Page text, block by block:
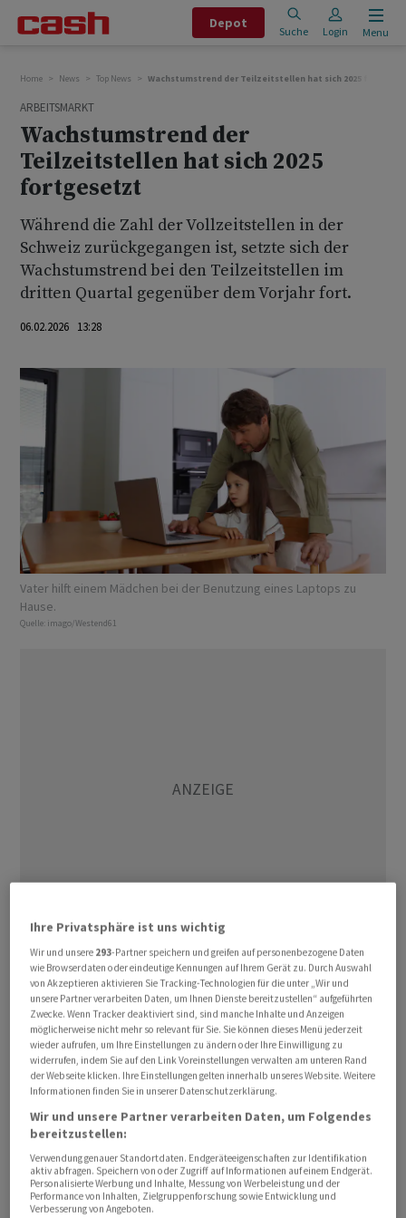
Depot
Suche Login Menu
Home News Top News Wachstumstrend der Teilzeitstellen hat sich 2025
ARBEITSMARKT
Wachstumstrend der
Teilzeitstellen hat sich 2025
fortgesetzt
Während die Zahl der Vollzeitstellen in der
Schweiz zurückgegangen ist, setzte sich der
Wachstumstrend bei den Teilzeitstellen im
dritten Quartal gegenüber dem Vorjahr fort.
06.02.2026 13:28
Vater hilft einem Mädchen bei der Benutzung eines Laptops zu
Hause.
Quelle: imago/Westend61
Während bei den Vollzeitstellen in der Schweiz ein
Rückgang zu verzeichnen ist, hat sich bei den
Teilzeitstellen der Wachstumstrend im dritten Quartal
gegenüber dem Vorjahr fortgesetzt. Das Wachstum an
Teilzeitstellen fiel bei den Männern höher aus als bei
den Frauen.
Im dritten Quartal wurde unter dem Strich ein
Wachstum von rund 2800 Stellen registriert, wie der
Verein Pro Teilzeit am Freitag mitteilte. Während es bei
den Vollzeitstellen zu einer Abnahme um rund 22'300
Stellen kam, gab es bei den Teilzeitstellen gemäss
Ihre Privatsphäre ist uns wichtig
Wir und unsere 293-Partner speichern und greifen auf personenbezogene Daten
wie Browserdaten oder eindeutige Kennungen auf Ihrem Gerät zu. Durch Auswahl
von Akzeptieren aktivieren Sie Tracking-Technologien für die unter „Wir und
unsere Partner verarbeiten Daten, um Ihnen Dienste bereitzustellen“ aufgeführten
Zwecke. Wenn Tracker deaktiviert sind, sind manche Inhalte und Anzeigen
möglicherweise nicht mehr so relevant für Sie. Sie können dieses Menü jederzeit
wieder aufrufen, um Ihre Einstellungen zu ändern oder Ihre Einwilligung zu
widerrufen, indem Sie auf den Link Voreinstellungen verwalten am unteren Rand
der Webseite klicken. Ihre Einstellungen gelten innerhalb unseres Website. Weitere
Informationen finden Sie in unserer Datenschutzerklärung.
Wir und unsere Partner verarbeiten Daten, um Folgendes
bereitzustellen:
Verwendung genauer Standortdaten. Endgeräteeigenschaften zur Identifikation
aktiv abfragen. Speichern von oder Zugriff auf Informationen auf einem Endgerät.
Personalisierte Werbung und Inhalte, Messung von Werbeleistung und der
Performance von Inhalten, Zielgruppenforschung sowie Entwicklung und
Verbesserung von Angeboten.